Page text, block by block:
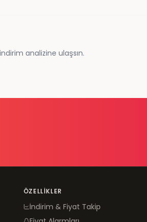
analizine ulaşsın.
ÖZELLIKLER
İndirim & Fiyat Takip